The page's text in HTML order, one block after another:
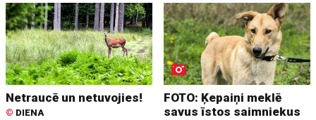
Netraucē un netuvojies!
© DIENA
FOTO: Ķepaiņi meklē
savus īstos saimniekus